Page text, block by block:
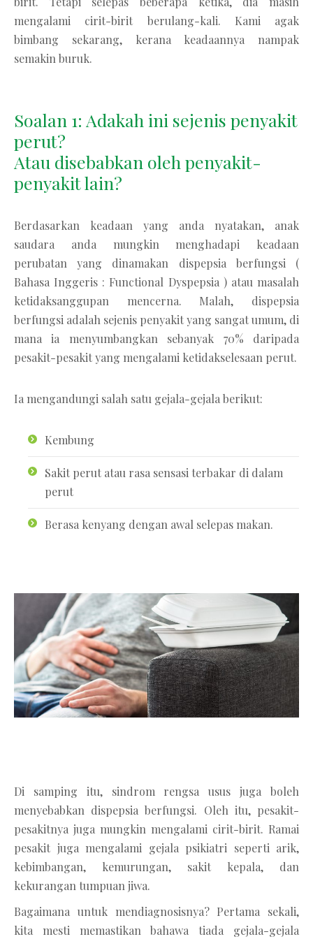
mengalami cirit-birit berulang-kali. Kami agak
bimbang sekarang, kerana keadaannya nampak
semakin buruk.
Soalan 1: Adakah ini sejenis penyakit
perut?
Atau disebabkan oleh penyakit-
penyakit lain?
Berdasarkan keadaan yang anda nyatakan, anak
saudara anda mungkin menghadapi keadaan
perubatan yang dinamakan dispepsia berfungsi (
Bahasa Inggeris : Functional Dyspepsia ) atau masalah
ketidaksanggupan mencerna. Malah, dispepsia
berfungsi adalah sejenis penyakit yang sangat umum, di
mana ia menyumbangkan sebanyak 70% daripada
pesakit-pesakit yang mengalami ketidakselesaan perut.
Ia mengandungi salah satu gejala-gejala berikut:
Kembung
Sakit perut atau rasa sensasi terbakar di dalam
perut
Berasa kenyang dengan awal selepas makan.
Di samping itu, sindrom rengsa usus juga boleh
menyebabkan dispepsia berfungsi. Oleh itu, pesakit-
pesakitnya juga mungkin mengalami cirit-birit. Ramai
pesakit juga mengalami gejala psikiatri seperti arik,
kebimbangan, kemurungan, sakit kepala, dan
kekurangan tumpuan jiwa.
Bagaimana untuk mendiagnosisnya? Pertama sekali,
kita mesti memastikan bahawa tiada gejala-gejala